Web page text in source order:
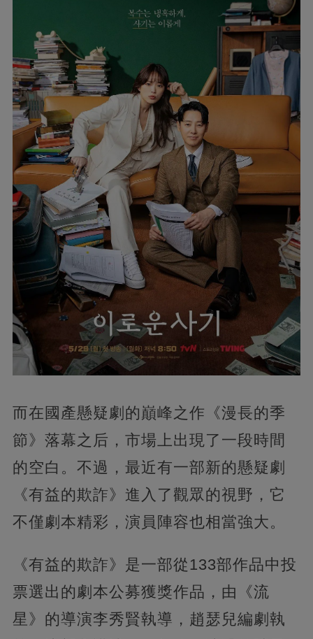
而在國產懸疑劇的巔峰之作《漫長的季
節》落幕之后，市場上出現了一段時間
的空白。不過，最近有一部新的懸疑劇
《有益的欺詐》進入了觀眾的視野，它
不僅劇本精彩，演員陣容也相當強大。
《有益的欺詐》是一部從133部作品中投
票選出的劇本公募獲獎作品，由《流
星》的導演李秀賢執導，趙瑟兒編劇執